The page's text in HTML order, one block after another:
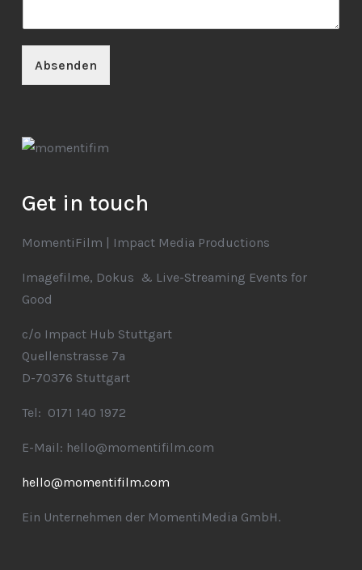
Absenden
Get in touch
MomentiFilm | Impact Media Productions
Imagefilme, Dokus & Live-Streaming Events for
Good
c/o Impact Hub Stuttgart
Quellenstrasse 7a
D-70376 Stuttgart
Tel: 0171 140 1972
E-Mail: hello@momentifilm.com
hello@momentifilm.com
Ein Unternehmen der MomentiMedia GmbH.